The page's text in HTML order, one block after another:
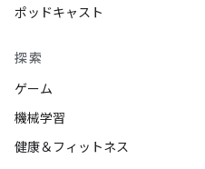
ポッドキャスト
探索
ゲーム
機械学習
健康＆フィットネス